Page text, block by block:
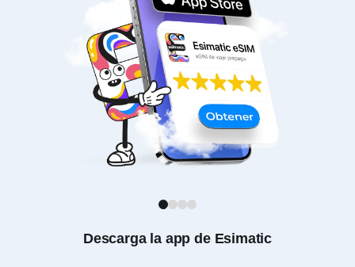
Descarga la app de Esimatic
1